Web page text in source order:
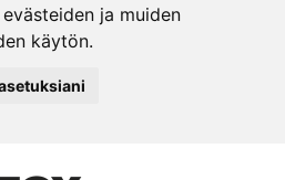
ja muiden
käytön.